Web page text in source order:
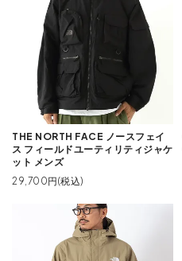
THE NORTH FACE ノースフェイ
ス フィールドユーティリティジャケ
ット メンズ
29,700円(税込)